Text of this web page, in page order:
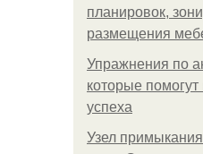
планировок,
размещения
Упражнения по
которые
успеха
Узел